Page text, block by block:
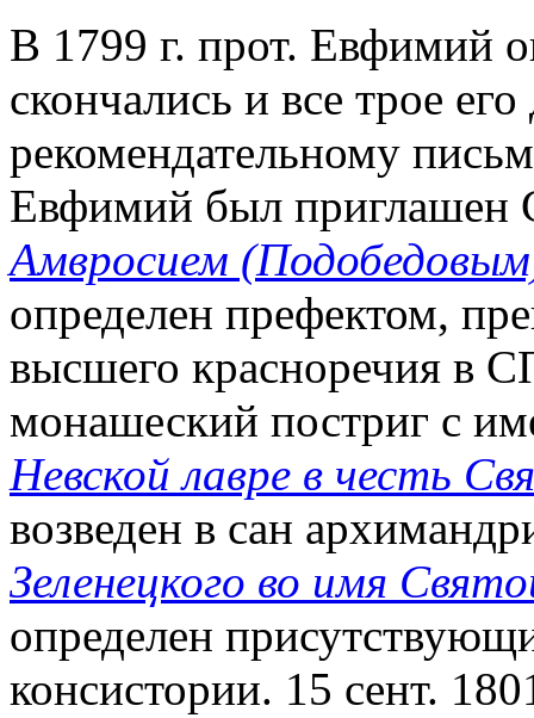
В 1799 г. прот. Евфимий
скончались и все трое
рекомендательному
Евфимий был приглашен
Амвросием
определен префектом,
высшего красноречия в
монашеский постриг с
Невской лавре в честь
возведен в сан
Зеленецкого во имя
определен
консистории. 15 сент.